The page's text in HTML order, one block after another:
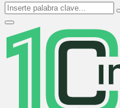
Search
for:
Primary
Menu